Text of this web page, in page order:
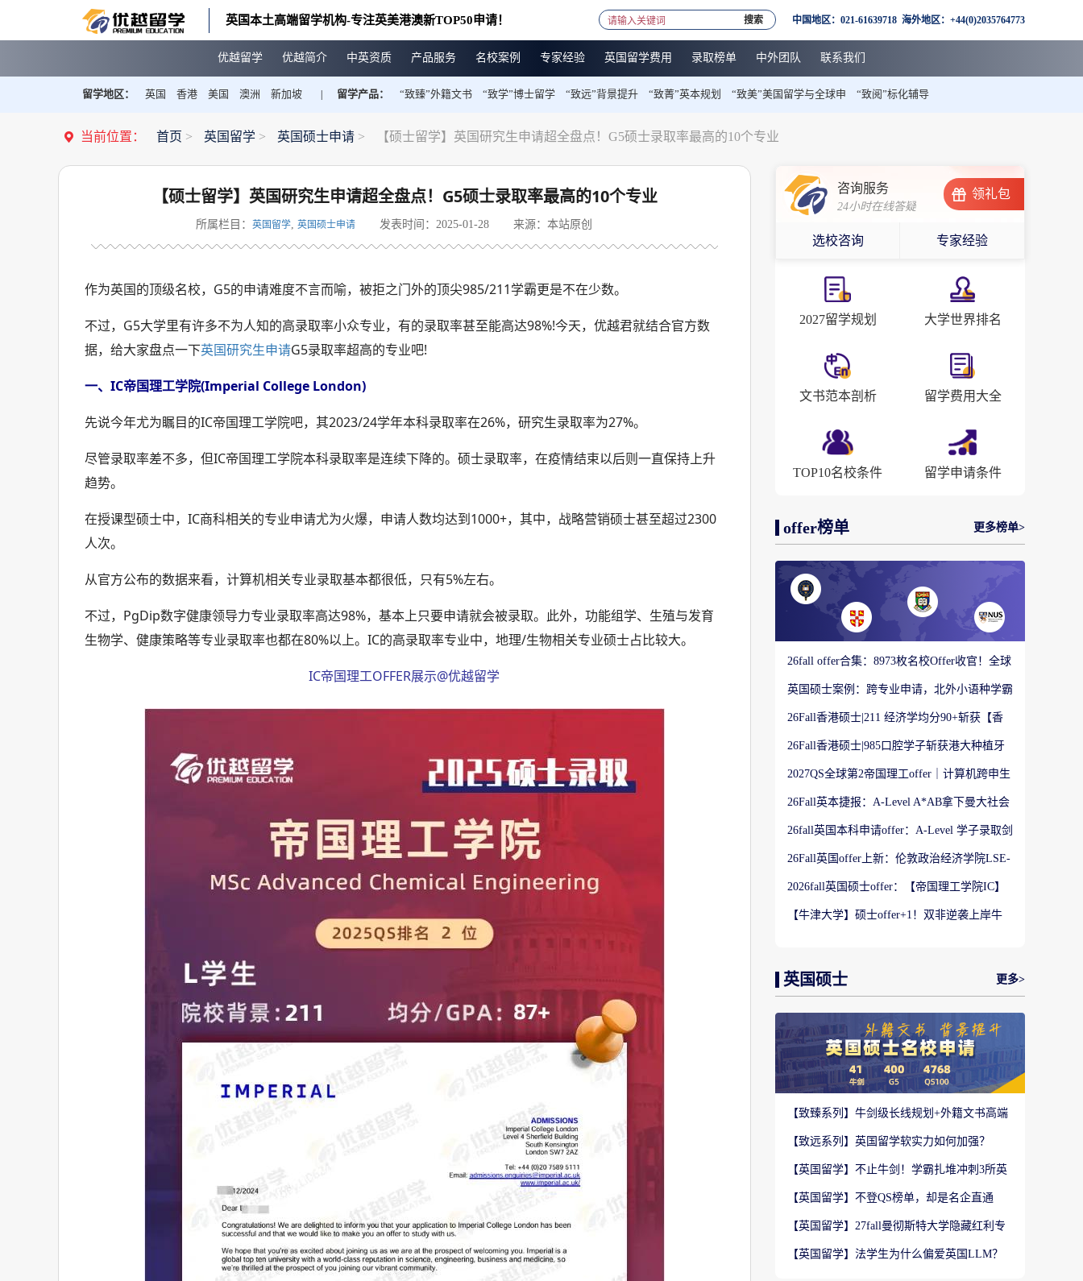
英国本土高端留学机构-专注英美港澳新TOP50申请！ 中国地区：021-61639718 海外地区：+44(0)2035764773
搜索
优越留学 优越简介 中英资质 产品服务 名校案例 专家经验 英国留学费用 录取榜单 中外团队 联系我们
留学地区： 英国 香港 美国 澳洲 新加坡 留学产品： “致臻”外籍文书 “致学”博士留学 “致远”背景提升 “致菁”英本规划 “致美”美国留学与全球申 “致阅”标化辅导
当前位置： 首页 > 英国留学 > 英国硕士申请 > 【硕士留学】英国研究生申请超全盘点！G5硕士录取率最高的10个专业
【硕士留学】英国研究生申请超全盘点！G5硕士录取率最高的10个专业
所属栏目： 英国留学, 英国硕士申请 发表时间：2025-01-28 来源：本站原创
作为英国的顶级名校，G5的申请难度不言而喻，被拒之门外的顶尖985/211学霸更是不在少数。
不过，G5大学里有许多不为人知的高录取率小众专业，有的录取率甚至能高达98%!今天，优越君就结合官方数
据，给大家盘点一下英国研究生申请G5录取率超高的专业吧!
一、IC帝国理工学院(Imperial College London)
先说今年尤为瞩目的IC帝国理工学院吧，其2023/24学年本科录取率在26%，研究生录取率为27%。
尽管录取率差不多，但IC帝国理工学院本科录取率是连续下降的。硕士录取率，在疫情结束以后则一直保持上升
趋势。
在授课型硕士中，IC商科相关的专业申请尤为火爆，申请人数均达到1000+，其中，战略营销硕士甚至超过2300
人次。
从官方公布的数据来看，计算机相关专业录取基本都很低，只有5%左右。
不过，PgDip数字健康领导力专业录取率高达98%，基本上只要申请就会被录取。此外，功能组学、生殖与发育
生物学、健康策略等专业录取率也都在80%以上。IC的高录取率专业中，地理/生物相关专业硕士占比较大。
IC帝国理工OFFER展示@优越留学
咨询服务
24小时在线答疑
选校咨询 专家经验
领礼包
2027留学规划 大学世界排名
文书范本剖析 留学费用大全
TOP10名校条件 留学申请条件
offer榜单 更多榜单>
26fall offer合集：8973枚名校Offer收官！全球
英国硕士案例：跨专业申请，北外小语种学霸
26Fall香港硕士|211 经济学均分90+斩获【香
26Fall香港硕士|985口腔学子斩获港大种植牙
2027QS全球第2帝国理工offer｜计算机跨申生
26Fall英本捷报：A-Level A*AB拿下曼大社会
26fall英国本科申请offer：A-Level 学子录取剑
26Fall英国offer上新：伦敦政治经济学院LSE-
2026fall英国硕士offer：【帝国理工学院IC】
【牛津大学】硕士offer+1！双非逆袭上岸牛
英国硕士 更多>
【致臻系列】牛剑级长线规划+外籍文书高端
【致远系列】英国留学软实力如何加强？
【英国留学】不止牛剑！学霸扎堆冲刺3所英
【英国留学】不登QS榜单，却是名企直通
【英国留学】27fall曼彻斯特大学隐藏红利专
【英国留学】法学生为什么偏爱英国LLM？